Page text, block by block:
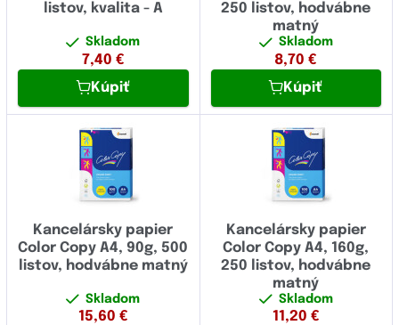
listov, kvalita - A
Skladom
7,40 €
Kúpiť
250 listov, hodvábne
matný
Skladom
8,70 €
Kúpiť
Kancelársky papier
Color Copy A4, 90g, 500
listov, hodvábne matný
Skladom
15,60 €
Kancelársky papier
Color Copy A4, 160g,
250 listov, hodvábne
matný
Skladom
11,20 €